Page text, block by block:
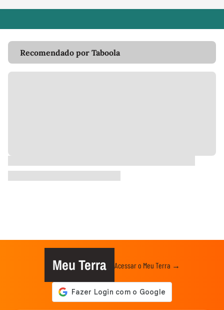
Recomendado por Taboola
Meu Terra Acessar o Meu Terra →